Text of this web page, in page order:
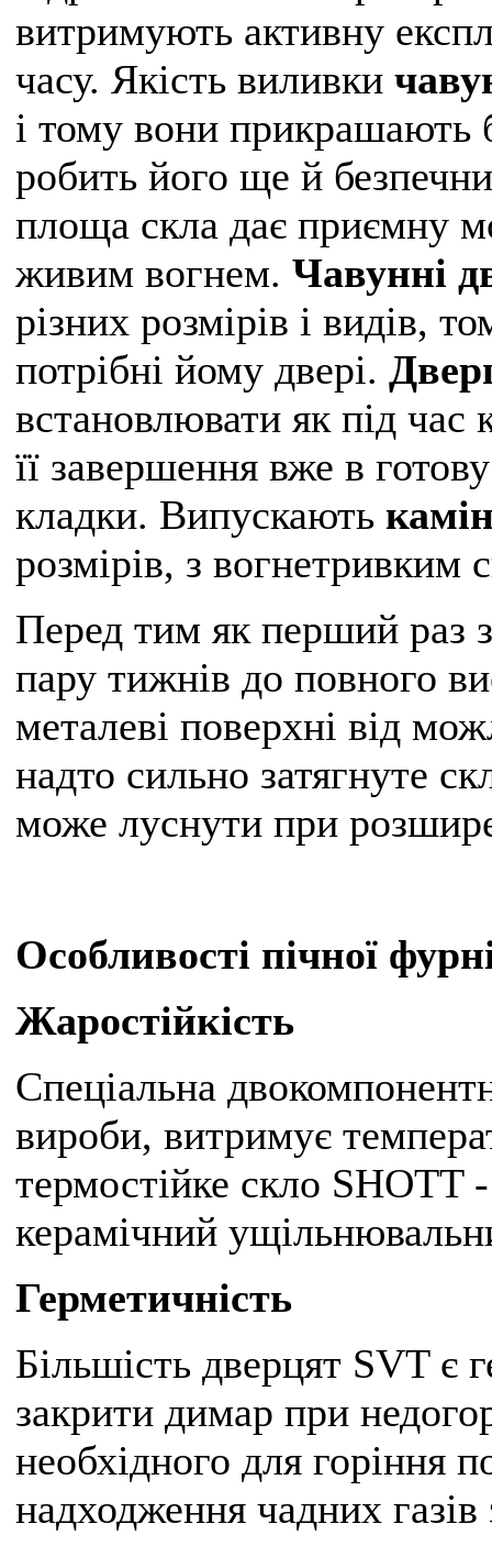
витримують активну
часу. Якість виливки
і тому вони прикрашають
робить його ще й
площа скла дає приємну
живим вогнем. Чавунні
різних розмірів і видів,
потрібні йому двері.
встановлювати як під час
її завершення вже в
кладки. Випускають
розмірів, з вогнетривким
Перед тим як перший раз
пару тижнів до повного
металеві поверхні від
надто сильно затягнуте
може луснути при
Особливості пічної
Жаростійкість
Спеціальна
вироби, витримує
термостійке скло SHOTT
керамічний
Герметичність
Більшість дверцят SVT є
закрити димар при
необхідного для горіння
надходження чадних